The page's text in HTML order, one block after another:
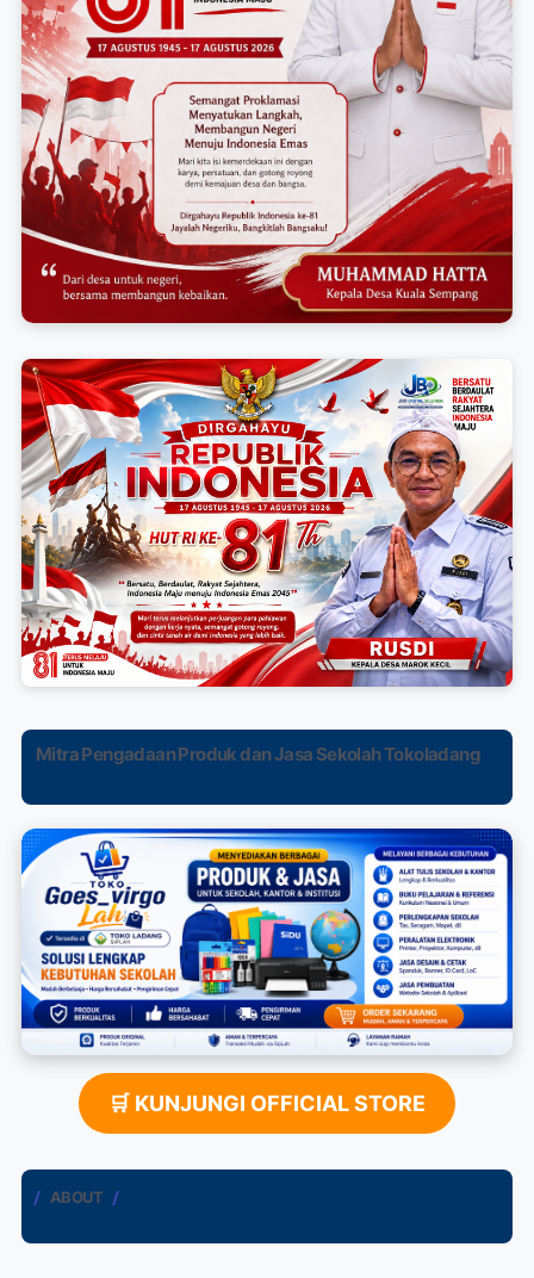
Mitra Pengadaan Produk dan Jasa Sekolah Tokoladang
🛒 KUNJUNGI OFFICIAL STORE
ABOUT